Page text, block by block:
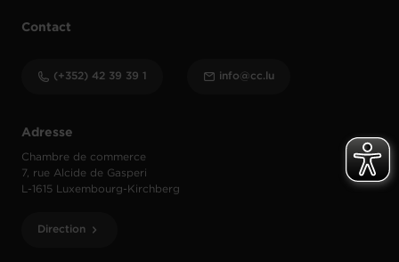
Adresse
Chambre de commerce
7, rue Alcide de Gasperi
L-1615 Luxembourg-Kirchberg
Direction
Contact
(+352) 42 39 39 1 info@cc.lu